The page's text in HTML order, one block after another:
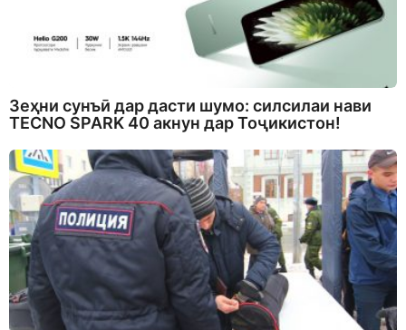
Зеҳни сунъӣ дар дасти шумо: силсилаи нави
TECNO SPARK 40 акнун дар Тоҷикистон!